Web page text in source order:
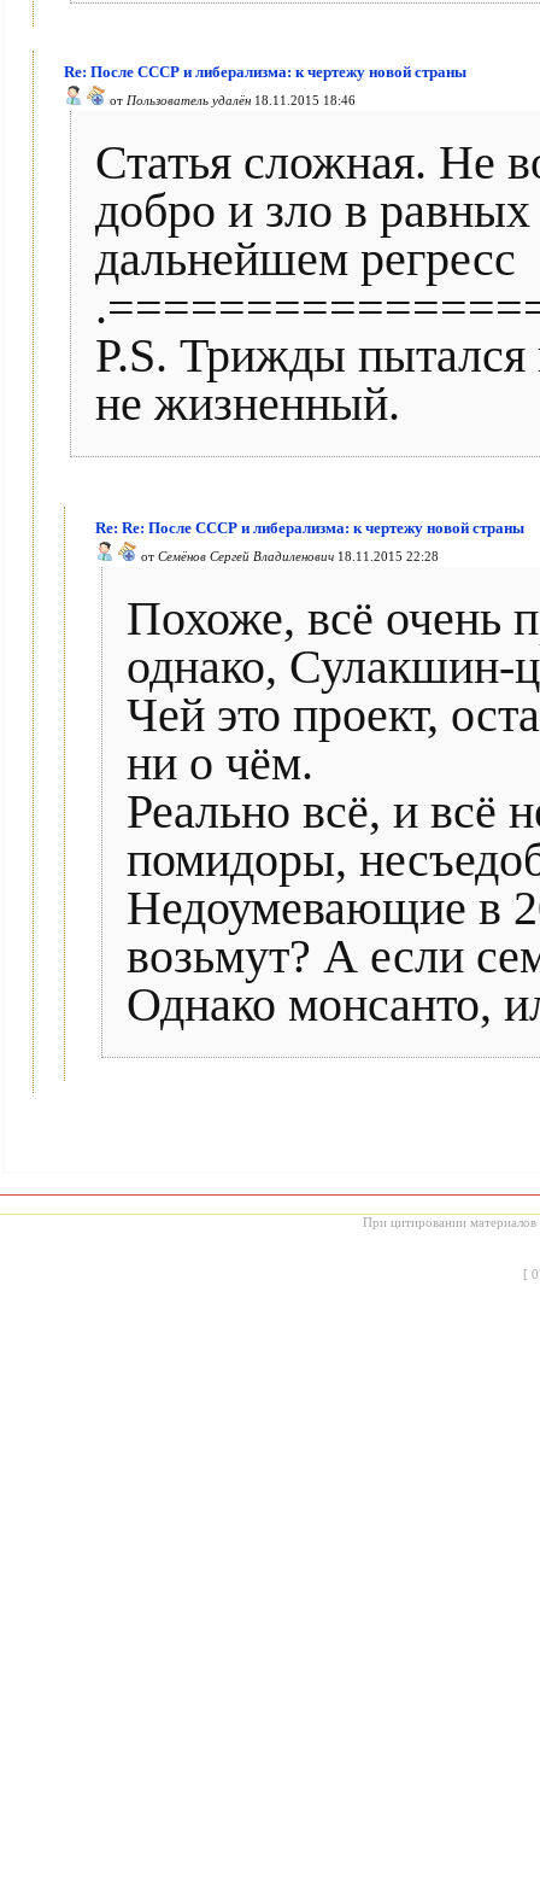
Re: После СССР и либерализма: к чертежу новой страны
от Пользователь удалён 18.11.2015 18:46
Статья сложная. Не
добро и зло в
дальнейшем регресс
P.S. Трижды пытался
не жизненный.
Re: Re: После СССР и либерализма: к чертежу новой страны
от Семёнов Сергей Владиленович 18.11.2015 22:28
Похоже, всё очень
однако, Сулакшин-
Чей это проект,
ни о чём.
Реально всё, и всё
помидоры,
Недоумевающие в
возьмут? А если
Однако монсанто,
При цитировании материалов
[